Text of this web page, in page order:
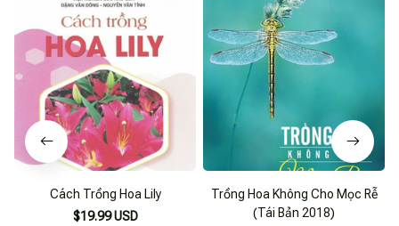
Cách Trồng Hoa Lily
$19.99 USD
Trồng Hoa Không Cho Mọc Rễ
(Tái Bản 2018)